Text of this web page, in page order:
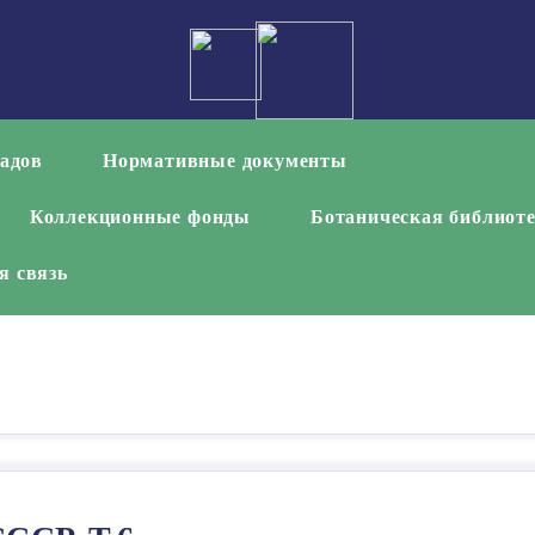
Нормативные документы
Коллекционные фонды Ботаническая
связь